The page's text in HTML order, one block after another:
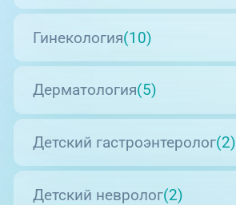
Гинекология(10)
Дерматология(5)
Детский гастроэнтеролог(2)
Детский невролог(2)